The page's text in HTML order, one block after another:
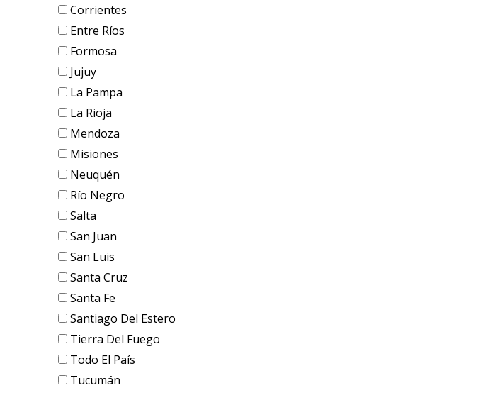
Corrientes
Entre Ríos
Formosa
Jujuy
La Pampa
La Rioja
Mendoza
Misiones
Neuquén
Río Negro
Salta
San Juan
San Luis
Santa Cruz
Santa Fe
Santiago Del Estero
Tierra Del Fuego
Todo El País
Tucumán